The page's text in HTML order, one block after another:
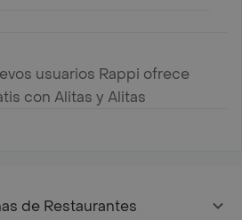
usuarios Rappi ofrece
con Alitas y Alitas
de Restaurantes